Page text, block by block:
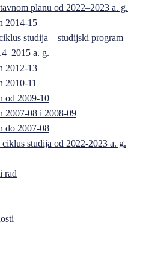
planu od 2022–2023 a. g.
2014-15
studija – studijski program
a. g.
2012-13
2010-11
od 2009-10
2007-08 i 2008-09
do 2007-08
studija od 2022-2023 a. g.
rad